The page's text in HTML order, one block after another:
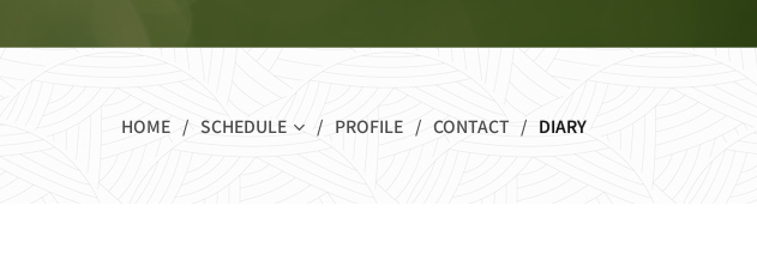
HOME SCHEDULE PROFILE CONTACT DIARY